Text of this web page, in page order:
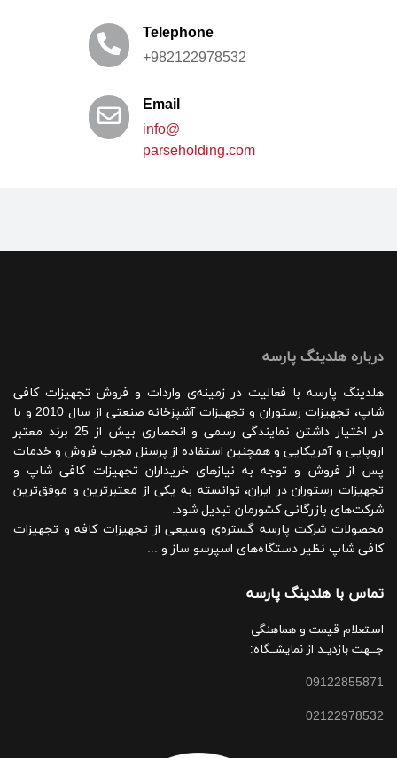
Telephone
982122978532+
Email
@info
parseholding.com
درباره هلدینگ پارسه
هلدینگ پارسه با فعالیت در زمینه‌ی واردات و فروش تجهیزات کافی
شاپ، تجهیزات رستوران و تجهیزات آشپزخانه صنعتی از سال 2010 و با
در اختیار داشتن نمایندگی رسمی و انحصاری بیش از 25 برند معتبر
اروپایی و آمریکایی و همچنین استفاده از پرسنل مجرب فروش و خدمات
پس از فروش و توجه به نیازهای خریداران تجهیزات کافی شاپ و
تجهیزات رستوران در ایران، توانسته به یکی از معتبرترین و موفق‌ترین
شرکت‌های بازرگانی کشورمان تبدیل شود.
محصولات شرکت پارسه گستره‌ی وسیعی از تجهیزات کافه و تجهیزات
کافی شاپ نظیر دستگاه‌های اسپرسو ساز و ...
تماس با هلدینگ پارسه
استعلام قیمت و هماهنگی
جــهت بازدیـد از نمایشــگاه:
09122855871
02122978532